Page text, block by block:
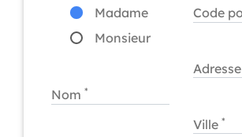
Madame
Monsieur
Nom *
Code
Ville*